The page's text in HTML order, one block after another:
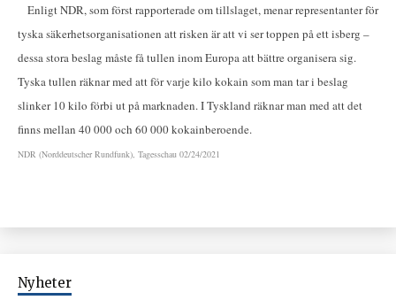
Enligt NDR, som först rapporterade om tillslaget, menar representanter för
tyska säkerhetsorganisationen att risken är att vi ser toppen på ett isberg –
dessa stora beslag måste få tullen inom Europa att bättre organisera sig.
Tyska tullen räknar med att för varje kilo kokain som man tar i beslag
slinker 10 kilo förbi ut på marknaden. I Tyskland räknar man med att det
finns mellan 40 000 och 60 000 kokainberoende.
NDR (Norddeutscher Rundfunk), Tagesschau 02/24/2021
Nyheter